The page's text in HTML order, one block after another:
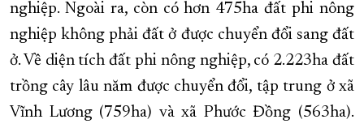
nghiệp. Ngoài ra, còn có hơn 475ha đất phi nông
nghiệp không phải đất ở được chuyển đổi sang đất
ở. Về diện tích đất phi nông nghiệp, có 2.223ha đất
trồng cây lâu năm được chuyển đổi, tập trung ở xã
Vĩnh Lương (759ha) và xã Phước Đồng (563ha).